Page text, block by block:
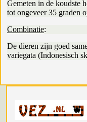
Gemeten in de koudste
tot ongeveer 35 graden
Combinatie:
De dieren zijn goed
variegata (Indonesisch